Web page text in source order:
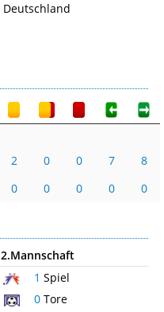
Deutschland
2 0 0 7
8
0 0 0 0 0
2.Mannschaft
1 Spiel
0Tore